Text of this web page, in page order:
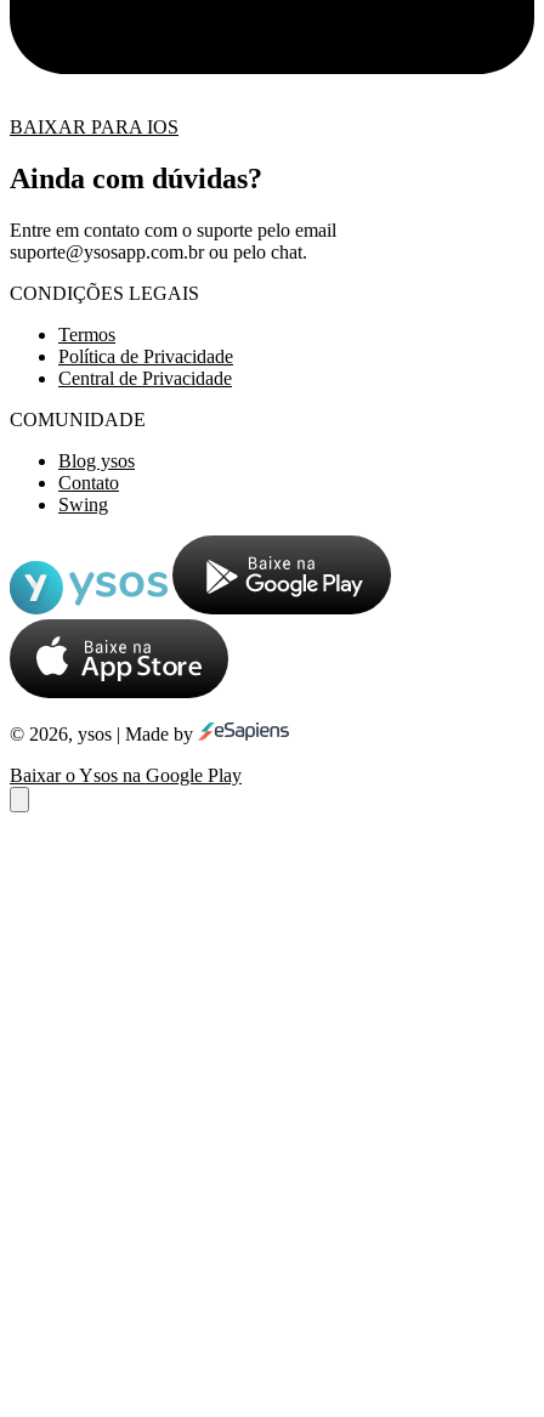
BAIXAR PARA IOS
Ainda com dúvidas?
Entre em contato com o suporte pelo email
suporte@ysosapp.com.brou pelo chat.
CONDIÇÕES LEGAIS
Termos
Política de Privacidade
Central de Privacidade
COMUNIDADE
Blog ysos
Contato
Swing
© 2026, ysos | Made by
Baixar o Ysos na Google Play